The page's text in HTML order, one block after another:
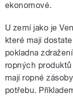
ekonomové.
U zemí jako je
které mají
pokladna
ropných
mají ropné
potřebu.